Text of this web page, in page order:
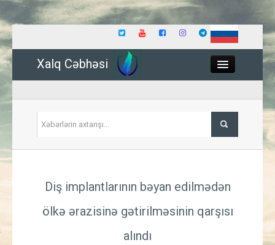
Xalq Cəbhəsi
İqtisadiyyat
Diş implantlarının bəyan edilmədən
ölkə ərazisinə gətirilməsinin qarşısı
alındı